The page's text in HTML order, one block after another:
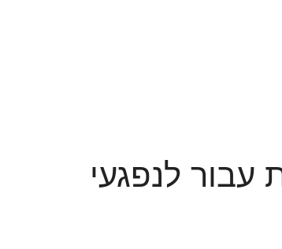
עבור לנפגעי